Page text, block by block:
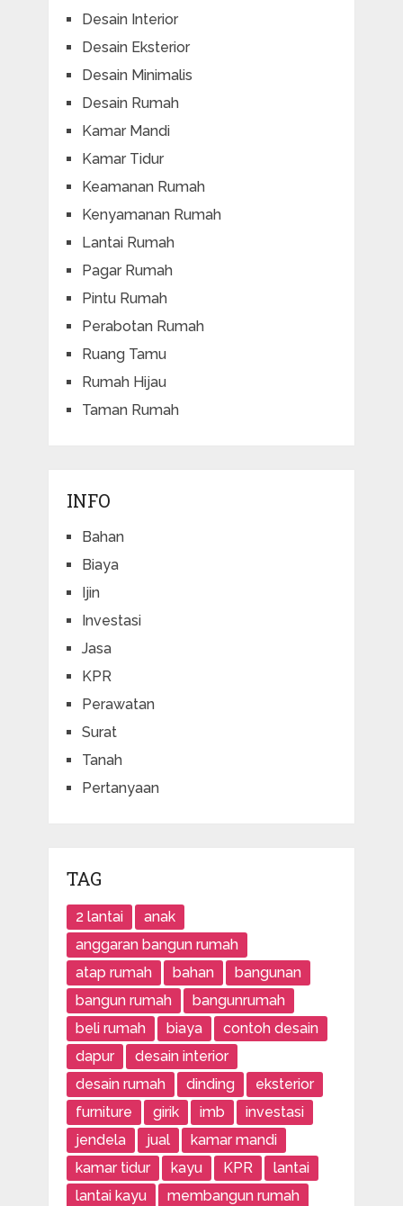
Desain Interior
Desain Eksterior
Desain Minimalis
Desain Rumah
Kamar Mandi
Kamar Tidur
Keamanan Rumah
Kenyamanan Rumah
Lantai Rumah
Pagar Rumah
Pintu Rumah
Perabotan Rumah
Ruang Tamu
Rumah Hijau
Taman Rumah
INFO
Bahan
Biaya
Ijin
Investasi
Jasa
KPR
Perawatan
Surat
Tanah
Pertanyaan
TAG
2 lantai
anak
anggaran bangun rumah
atap rumah
bahan
bangunan
bangun rumah
bangunrumah
beli rumah
biaya
contoh desain
dapur
desain interior
desain rumah
dinding
eksterior
furniture
girik imb
investasi
jendela
jual
kamar mandi
kamar tidur
kayu KPR
lantai
lantai kayu
membangun rumah